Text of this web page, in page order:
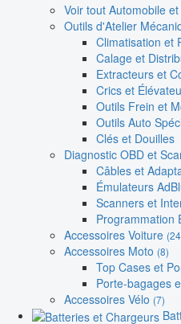
Voir tout Automobile
Outils d'Atelier
Climatisation et
Calage et
Extracteurs et
Crics et
Outils Frein et
Outils Auto
Clés et Douilles
Diagnostic OBD et
Câbles et
Émulateurs
Scanners et
Programmation
Accessoires Voiture
Accessoires Moto (8)
Top Cases et
Porte-bagages
Accessoires Vélo (7)